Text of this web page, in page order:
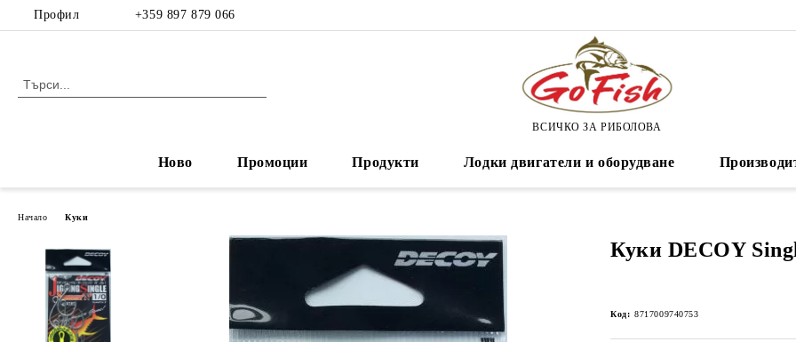
Профил +359 897 879 066
ВСИЧКО ЗА РИБОЛОВА
Ново Промоции Продукти Лодки двигатели и оборудване
Начало Куки
Куки DECOY
Код: 8717009740753